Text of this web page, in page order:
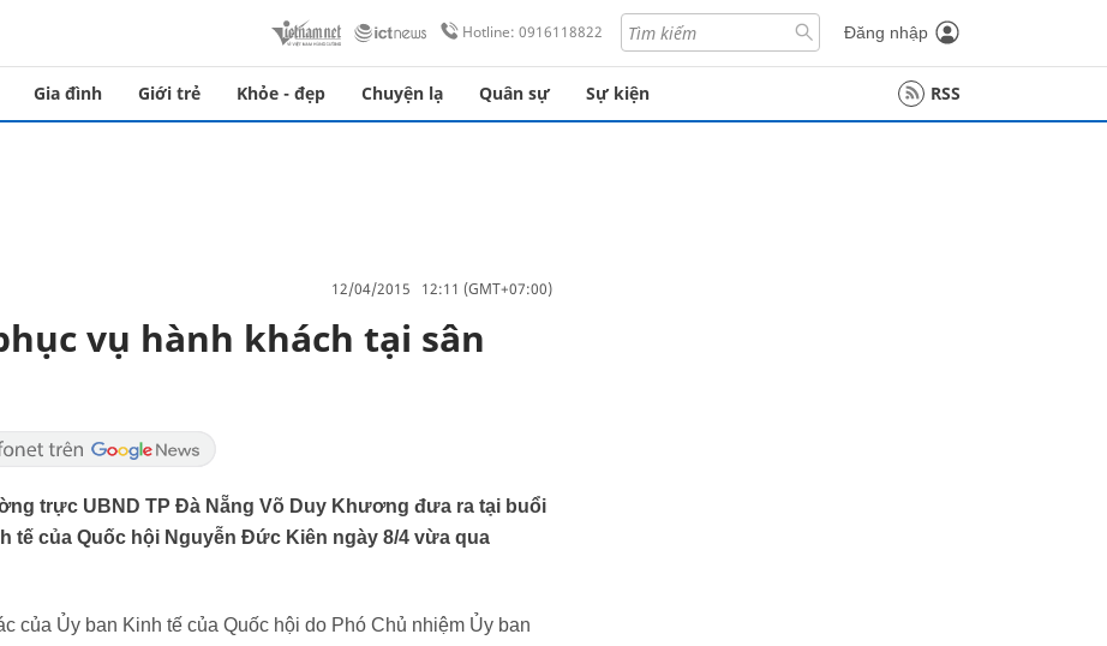
Hotline: 0916118822 Đăng nhập
Gia đình Giới trẻ Khỏe - đẹp Chuyện lạ Quân sự Sự kiện RSS
12/04/2015 12:11 (GMT+07:00)
vụ hành khách tại sân
trực UBND TP Đà Nẵng Võ Duy Khương đưa ra tại buổi
tế của Quốc hội Nguyễn Đức Kiên ngày 8/4 vừa qua
của Ủy ban Kinh tế của Quốc hội do Phó Chủ nhiệm Ủy ban